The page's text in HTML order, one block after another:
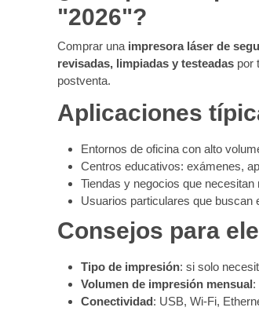
"2026"?
Comprar una impresora láser de
revisadas, limpiadas y testeadas por
postventa.
Aplicaciones
Entornos de oficina con alto
Centros educativos: exámenes,
Tiendas y negocios que necesitan
Usuarios particulares que buscan
Consejos para
Tipo de impresión: si solo
Volumen de impresión mensual:
Conectividad: USB, Wi-Fi,